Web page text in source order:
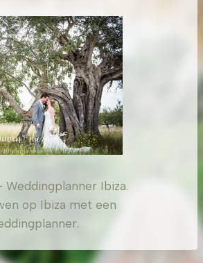
Weddingplanner Ibiza.
op Ibiza met een